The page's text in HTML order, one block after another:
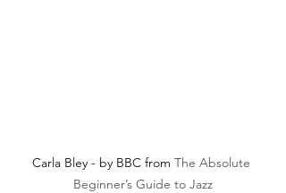
Carla Bley - by BBC from The Absolute
Beginner’s Guide to Jazz